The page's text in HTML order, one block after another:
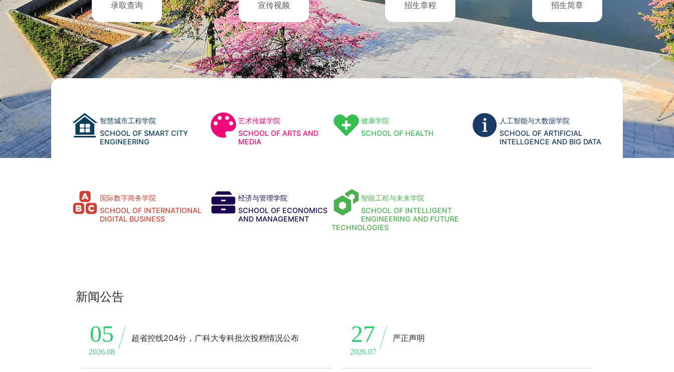
录取查询 宣传视频 招生章程 招生简章
智慧城市工程学院
SCHOOL OF SMART CITY
ENGINEERING
艺术传媒学院
SCHOOL OF ARTS AND
MEDIA
健康学院
SCHOOL OF HEALTH
人工智能与大数据学院
SCHOOL OF ARTIFICIAL
INTELLGENCE AND BIG DATA
国际数字商务学院
SCHOOL OF INTERNATIONAL
DIGITAL BUSINESS
经济与管理学院
SCHOOL OF ECONOMICS
AND MANAGEMENT
智能工程与未来学院
SCHOOL OF INTELLIGENT
ENGINEERING AND FUTURE
TECHNOLOGIES
新闻公告
05
2026.08
超省控线204分，广科大专科批次投档情况公布 27
2026.07
严正声明